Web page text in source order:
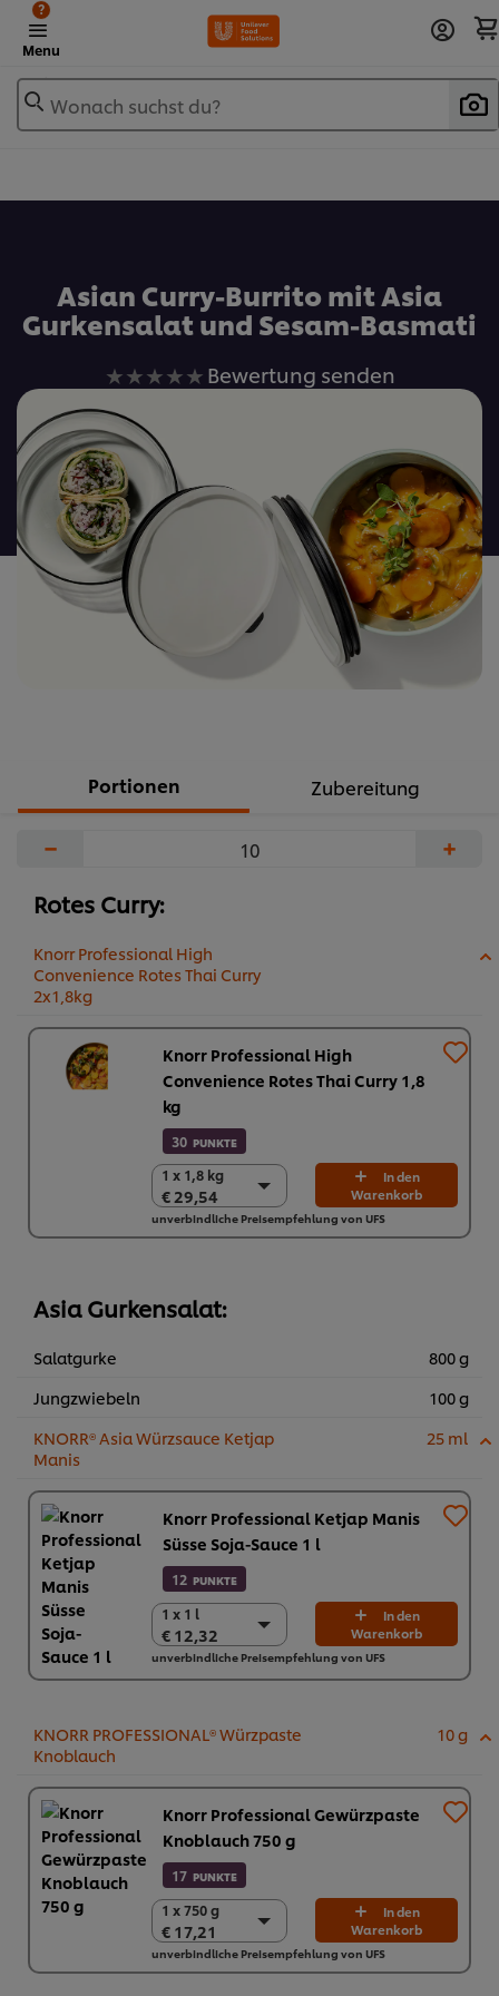
Menu
?
Wonach suchst du?
Asian Curry-Burrito mit Asia
Gurkensalat und Sesam-Basmati
Keine
recipe
abgegeben
Bewertung senden
Portionen Zubereitung
− +
Rotes Curry:
Knorr Professional High
Convenience Rotes Thai Curry
2x1,8kg
Knorr Professional High
Convenience Rotes Thai Curry 1,8
kg
30 PUNKTE
1 x 1,8 kg
€ 29,54
1 x 1,8 kg
€ 29,54
2 x 1,8 kg
In den
Warenkorb
unverbindliche Preisempfehlung von UFS
Asia Gurkensalat:
Salatgurke
800 g
Jungzwiebeln
100 g
KNORR® Asia Würzsauce Ketjap
Manis
25 ml
Knorr Professional Ketjap Manis
Süsse Soja-Sauce 1 l
12 PUNKTE
1 x 1 l
€ 12,32
1 x 1 l
€ 12,32
6 x 1 L
€ 73,92
In den
Warenkorb
unverbindliche Preisempfehlung von UFS
KNORR PROFESSIONAL® Würzpaste
Knoblauch
10 g
Knorr Professional Gewürzpaste
Knoblauch 750 g
17 PUNKTE
1 x 750 g
€ 17,21
1 x 750 g
€ 17,21
2 x 750 g
In den
Warenkorb
unverbindliche Preisempfehlung von UFS